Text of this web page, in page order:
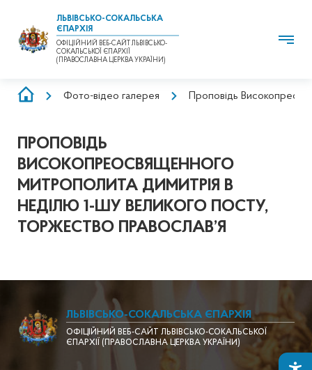
ЛЬВІВСЬКО-СОКАЛЬСЬКА
ЄПАРХІЯ
ОФІЦІЙНИЙ ВЕБ-САЙТ ЛЬВІВСЬКО-
СОКАЛЬСЬКОЇ ЄПАРХІЇ
(ПРАВОСЛАВНА ЦЕРКВА УКРАЇНИ)
РЯДОКФото-відео галерея Проповідь
ПРОПОВІДЬ
ВИСОКОПРЕОСВЯЩЕННОГО
МИТРОПОЛИТА ДИМИТРІЯ В
НЕДІЛЮ 1-ШУ ВЕЛИКОГО ПОСТУ,
ТОРЖЕСТВО ПРАВОСЛАВ’Я
ЛЬВІВСЬКО-СОКАЛЬСЬКА ЄПАРХІЯ
ОФІЦІЙНИЙ ВЕБ-САЙТ ЛЬВІВСЬКО-СОКАЛЬСЬКОЇ
ЄПАРХІЇ (ПРАВОСЛАВНА ЦЕРКВА УКРАЇНИ)